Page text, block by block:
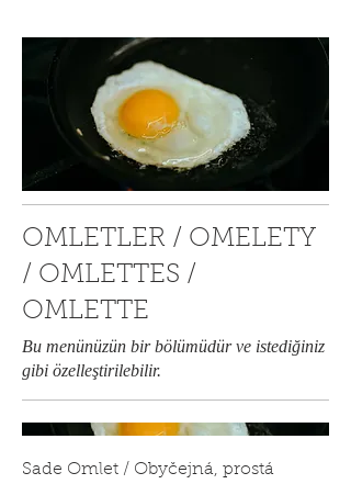
OMLETLER / OMELETY
/ OMLETTES /
OMLETTE
Bu menünüzün bir bölümüdür ve istediğiniz
gibi özelleştirilebilir.
Sade Omlet / Obyčejná, prostá